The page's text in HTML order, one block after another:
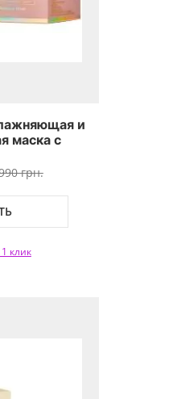
и
маска с
Hydro-
грн.
клик